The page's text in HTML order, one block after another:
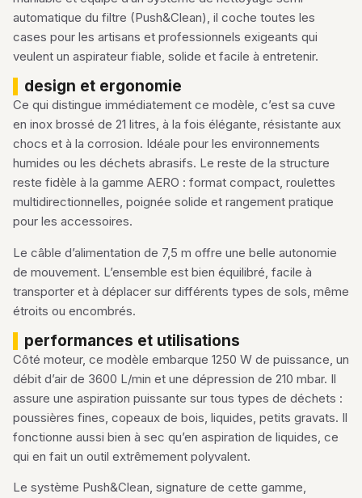
automatique du filtre (Push&Clean), il coche toutes les
cases pour les artisans et professionnels exigeants qui
veulent un aspirateur fiable, solide et facile à entretenir.
design et ergonomie
Ce qui distingue immédiatement ce modèle, c’est sa cuve
en inox brossé de 21 litres, à la fois élégante, résistante aux
chocs et à la corrosion. Idéale pour les environnements
humides ou les déchets abrasifs. Le reste de la structure
reste fidèle à la gamme AERO : format compact, roulettes
multidirectionnelles, poignée solide et rangement pratique
pour les accessoires.
Le câble d’alimentation de 7,5 m offre une belle autonomie
de mouvement. L’ensemble est bien équilibré, facile à
transporter et à déplacer sur différents types de sols, même
étroits ou encombrés.
performances et utilisations
Côté moteur, ce modèle embarque 1250 W de puissance, un
débit d’air de 3600 L/min et une dépression de 210 mbar. Il
assure une aspiration puissante sur tous types de déchets :
poussières fines, copeaux de bois, liquides, petits gravats. Il
fonctionne aussi bien à sec qu’en aspiration de liquides, ce
qui en fait un outil extrêmement polyvalent.
Le système Push&Clean, signature de cette gamme,